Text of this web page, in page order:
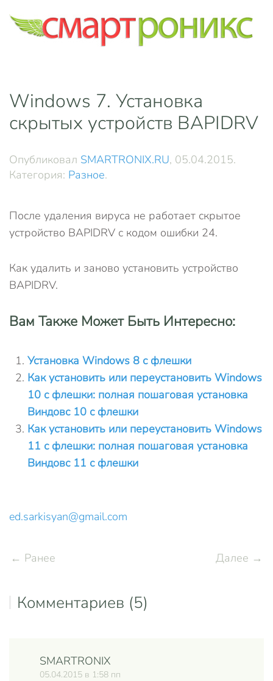
Skip to main content
Windows 7. Установка
скрытых устройств BAPIDRV
Опубликовал SMARTRONIX.RU, 05.04.2015.
Категория: Разное.
После удаления вируса не работает скрытое
устройство BAPIDRV с кодом ошибки 24.
Как удалить и заново установить устройство
BAPIDRV.
Вам Также Может Быть Интересно:
Установка Windows 8 с флешки
Как установить или переустановить Windows
10 с флешки: полная пошаговая установка
Виндовс 10 с флешки
Как установить или переустановить Windows
11 с флешки: полная пошаговая установка
Виндовс 11 с флешки
ed.sarkisyan@gmail.com
← Ранее Далее →
Комментариев (5)
SMARTRONIX
05.04.2015 в 1:58 пп